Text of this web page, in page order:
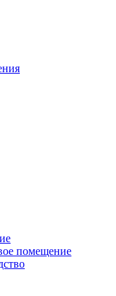
помещение